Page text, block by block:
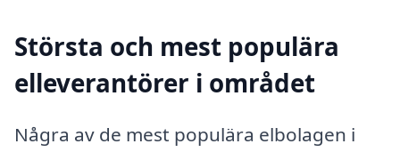
Största och mest populära
elleverantörer i området
Några av de mest populära elbolagen i